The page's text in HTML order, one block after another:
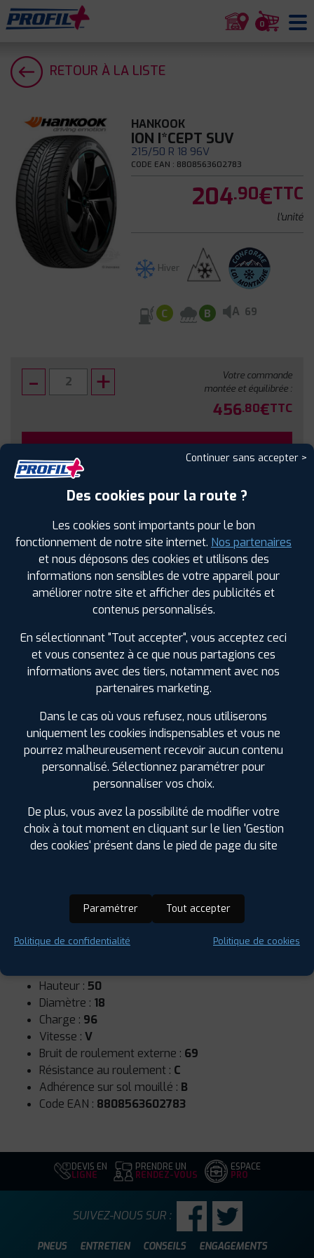
0
RETOUR À LA LISTE
HANKOOK
ION I*CEPT SUV
215/50 R 18 96V
CODE EAN : 8808563602783
204.90€TTC
l'unité
Hiver
C B A 69
Votre commande
montée et équilibrée :
456.80€TTC
Sous réserve de disponibilité en agence
SPÉCIFICATIONS AVIS CLIENTS ÉTIQUETAGE
Saison :
Hiver
Hauteur : 50
Diamètre : 18
Charge : 96
Vitesse : V
Bruit de roulement externe : 69
Résistance au roulement : C
Adhérence sur sol mouillé : B
Code EAN : 8808563602783
DEVIS EN
LIGNE
PRENDRE UN
RENDEZ-VOUS
ESPACE
PRO
PNEUS ENTRETIEN CONSEILS ENGAGEMENTS
SUIVEZ-NOUS SUR :
Continuer sans accepter >
Des cookies pour la route ?
Les cookies sont importants pour le bon
fonctionnement de notre site internet. Nos partenaires
et nous déposons des cookies et utilisons des
informations non sensibles de votre appareil pour
améliorer notre site et afficher des publicités et
contenus personnalisés.
En sélectionnant "Tout accepter", vous acceptez ceci
et vous consentez à ce que nous partagions ces
informations avec des tiers, notamment avec nos
partenaires marketing.
Dans le cas où vous refusez, nous utiliserons
uniquement les cookies indispensables et vous ne
pourrez malheureusement recevoir aucun contenu
personnalisé. Sélectionnez paramétrer pour
personnaliser vos choix.
De plus, vous avez la possibilité de modifier votre
choix à tout moment en cliquant sur le lien 'Gestion
des cookies' présent dans le pied de page du site
Paramétrer Tout accepter
Politique de confidentialité Politique de cookies